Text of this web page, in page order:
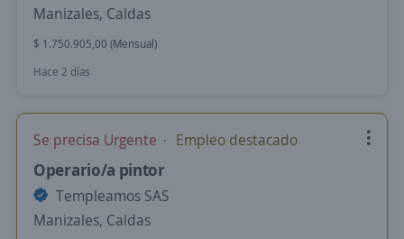
Manizales, Caldas
$ 1.750.905,00 (Mensual)
Hace 2 días
Se precisa Urgente Empleo destacado
Operario/a pintor
Templeamos SAS
Manizales, Caldas